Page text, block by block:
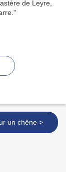
Nectar sur un chêne >